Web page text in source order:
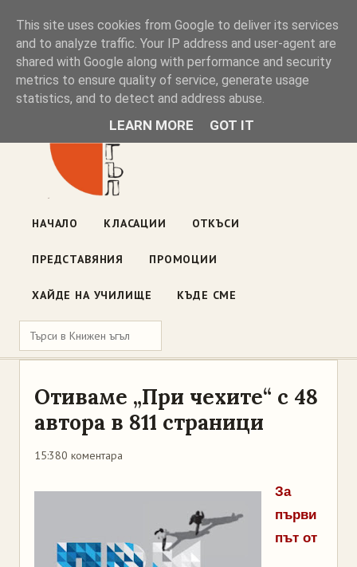
Книжен ъгъл
Блог на книжарницата — класации, откъси, нови книги
ул. „Оборище" 117, София· пон–пет 10:00–19:00 ·
НАЧАЛО КЛАСАЦИИ ОТКЪСИ
ПРЕДСТАВЯНИЯ ПРОМОЦИИ
ХАЙДЕ НА УЧИЛИЩЕ КЪДЕ СМЕ
Отиваме „При чехите“ с 48
автора в 811 страници
15:380 коментара
За
първи
път от
This site uses cookies from Google to deliver its services
and to analyze traffic. Your IP address and user-agent are
shared with Google along with performance and security
metrics to ensure quality of service, generate usage
statistics, and to detect and address abuse.
LEARN MORE GOT IT